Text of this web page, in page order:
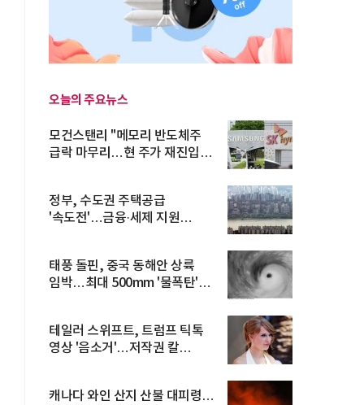
오늘의 주요뉴스
모건스탠리 "메모리 반도체주
급락 마무리…현 주가 재진입
정부, 수도권 주택공급
'속도전'…금융·세제 지원
태풍 돌핀, 중국 동해안 상륙
임박…최대 500mm '물폭탄'
테일러 스위프트, 트럼프 틱톡
영상 '음소거'…저작권 칼
캐나다 와인 산지 산불 대피령…